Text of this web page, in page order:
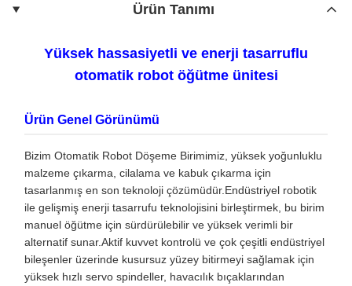
Ürün Tanımı
Yüksek hassasiyetli ve enerji tasarruflu
otomatik robot öğütme ünitesi
Ürün Genel Görünümü
Bizim Otomatik Robot Döşeme Birimimiz, yüksek yoğunluklu
malzeme çıkarma, cilalama ve kabuk çıkarma için
tasarlanmış en son teknoloji çözümüdür.Endüstriyel robotik
ile gelişmiş enerji tasarrufu teknolojisini birleştirmek, bu birim
manuel öğütme için sürdürülebilir ve yüksek verimli bir
alternatif sunar.Aktif kuvvet kontrolü ve çok çeşitli endüstriyel
bileşenler üzerinde kusursuz yüzey bitirmeyi sağlamak için
yüksek hızlı servo spindeller, havacılık bıçaklarından